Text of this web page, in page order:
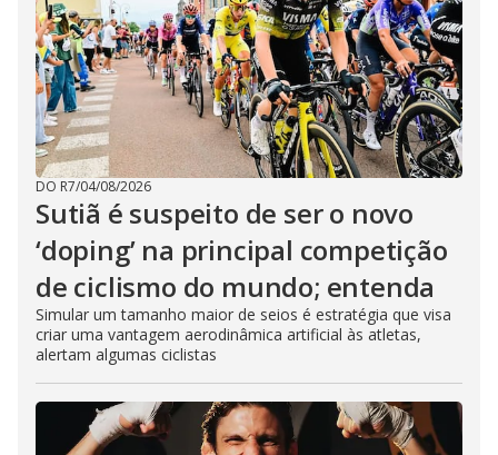
DO R7/04/08/2026
Sutiã é suspeito de ser o novo
‘doping’ na principal competição
de ciclismo do mundo; entenda
Simular um tamanho maior de seios é estratégia que visa
criar uma vantagem aerodinâmica artificial às atletas,
alertam algumas ciclistas